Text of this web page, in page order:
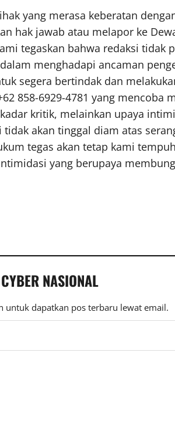
yang merasa keberatan
hak jawab atau melapor ke
tegaskan bahwa redaksi tidak
menghadapi ancaman
segera bertindak dan
858-6929-4781 yang mencoba
kritik, melainkan upaya
akan tinggal diam atas
tegas akan tetap kami
yang berupaya
NASIONAL
untuk dapatkan pos terbaru lewat email.